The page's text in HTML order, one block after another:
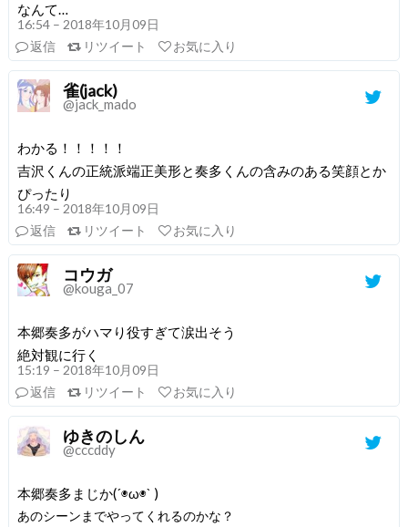
なんて…
16:54 – 2018年10月09日
返信
リツイート お気に入り
雀(jack)
@jack_mado
わかる！！！！！
吉沢くんの正統派端正美形と奏多くんの含みのある笑顔とか
ぴったり
16:49 – 2018年10月09日
返信
リツイート お気に入り
コウガ
@kouga_07
本郷奏多がハマり役すぎて涙出そう
絶対観に行く
15:19 – 2018年10月09日
返信
リツイート お気に入り
ゆきのしん
@cccddy
本郷奏多まじか(´◉ω◉` )
あのシーンまでやってくれるのかな？